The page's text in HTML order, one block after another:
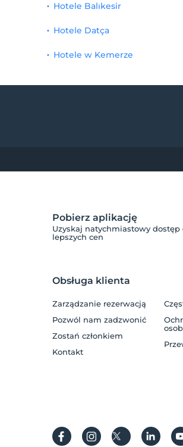
Hotele Balıkesir
Hotele Datça
Hotele w Kemerze
Pobierz aplikację
Uzyskaj natychmiastowy dostęp
lepszych cen
Obsługa klienta
Zarządzanie rezerwacją
Pozwól nam zadzwonić
Zostań członkiem
Kontakt